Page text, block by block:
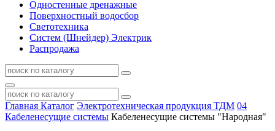
Одностенные дренажные
Поверхностный водосбор
Светотехника
Систем (Шнейдер) Электрик
Распродажа
Главная Каталог Электротехническая продукция ТДМ 04
Кабеленесущие системы Кабеленесущие системы "Народная"